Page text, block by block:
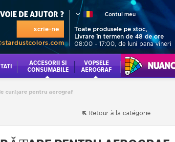
DE AJUTOR ?
scrie-ne
Contul meu
Toate produsele pe stoc,
Livrare în termen de 48 de ore
08:00 - 17:00, de luni pana vineri
ACCESORII SI
CONSUMABILE
VOPSELE
AEROGRAF
NUANCIERI
curățare pentru aerograf
Retour à la catégorie